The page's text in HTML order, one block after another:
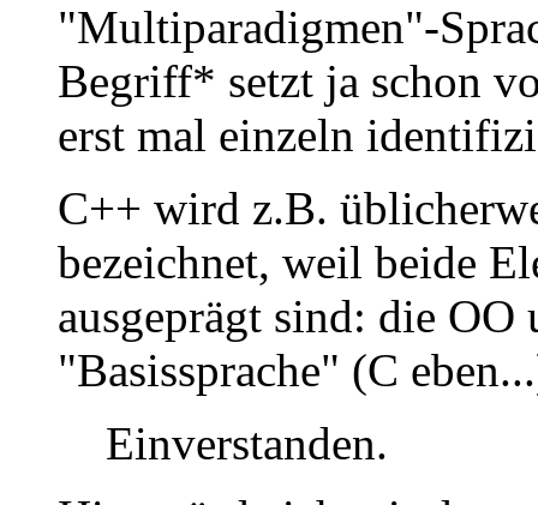
"Multiparadigmen"-
Begriff* setzt ja schon
erst mal einzeln
C++ wird z.B.
bezeichnet, weil beide
ausgeprägt sind: die
"Basissprache" (C
Einverstanden.